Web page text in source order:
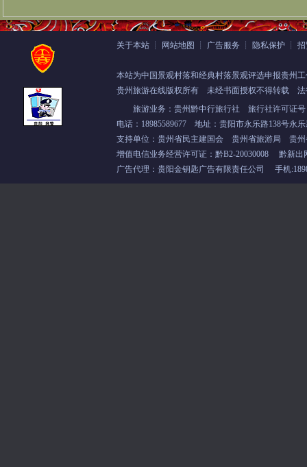
关于本站 ┊ 网站地图 ┊ 广告服务 ┊ 隐私保护 ┊
本站为中国景观村落和经典村落景观评选申报贵州
贵州旅游在线版权所有 未经书面授权不得转载
旅游业务：贵州黔中行旅行社 旅行社许可证
电话：18985589677 地址：贵阳市永乐路138号永
支持单位： 贵州省民主建国会 贵州省旅游局 贵
增值电信业务经营许可证： 黔B2-20030008
黔新出
广告代理：贵阳金钥匙广告有限责任公司 手机